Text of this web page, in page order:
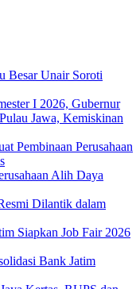
Besar Unair Soroti
I 2026, Gubernur
Jawa, Kemiskinan
Pembinaan Perusahaan
Alih Daya
Dilantik dalam
Siapkan Job Fair 2026
Bank Jatim